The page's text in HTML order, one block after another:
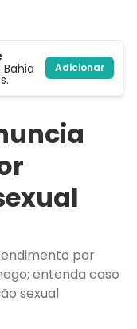
Adicionar
por
entenda caso
sexual